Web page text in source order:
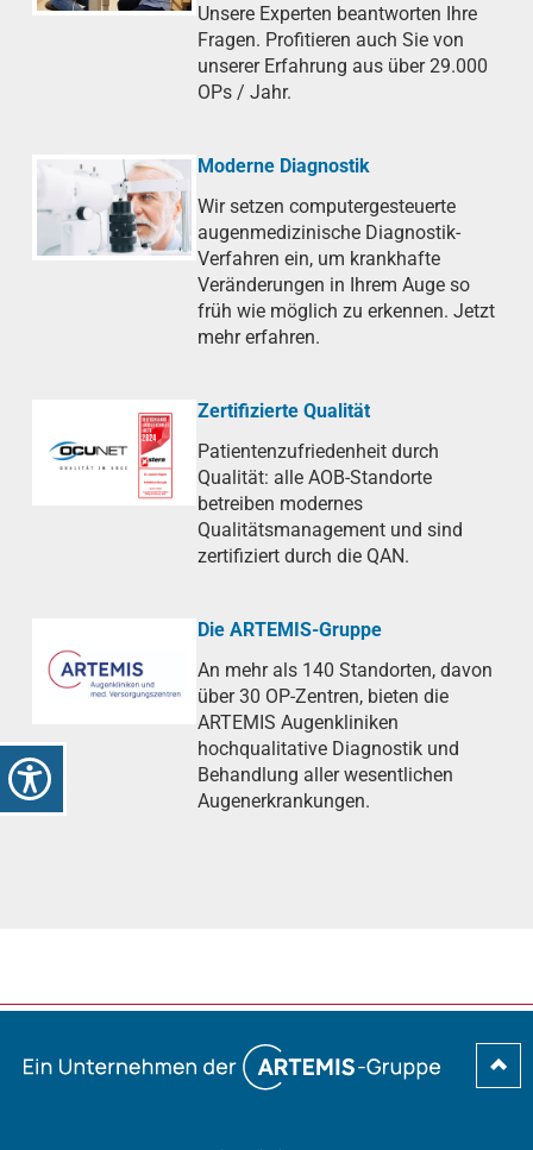
Unsere Experten beantworten Ihre
Fragen. Profitieren auch Sie von
unserer Erfahrung aus über 29.000
OPs / Jahr.
Moderne Diagnostik
Wir setzen computergesteuerte
augenmedizinische Diagnostik-
Verfahren ein, um krankhafte
Veränderungen in Ihrem Auge so
früh wie möglich zu erkennen. Jetzt
mehr erfahren.
Zertifizierte Qualität
Patientenzufriedenheit durch
Qualität: alle AOB-Standorte
betreiben modernes
Qualitätsmanagement und sind
zertifiziert durch die QAN.
Die ARTEMIS-Gruppe
An mehr als 140 Standorten, davon
über 30 OP-Zentren, bieten die
ARTEMIS Augenkliniken
hochqualitative Diagnostik und
Behandlung aller wesentlichen
Augenerkrankungen.